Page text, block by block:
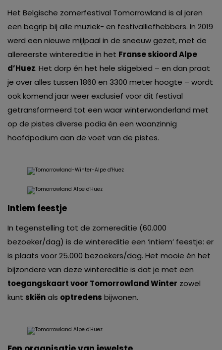
Het Belgische zomerfestival Tomorrowland is al jaren
een begrip bij alle muziek- en festivalliefhebbers. In 2019
werd een nieuwe mijlpaal in de sneeuw gezet, met de
allereerste wintereditie in het Franse skioord Alpe
d’Huez. Het dorp én het hele skigebied – en dan praat
je over alles tussen 1860 en 3300 meter hoogte – wordt
ook komend jaar weer exclusief voor dit festival
getransformeerd tot een waar winterwonderland met
op de pistes diverse podia én een waanzinnig
hoofdpodium aan de voet van de pistes.
Intiem feestje
In tegenstelling tot de zomereditie (60.000
bezoeker/dag) is de wintereditie een ‘intiem’ feestje: er
is plaats voor 25.000 bezoekers/dag. Het mooie én het
bijzondere van deze wintereditie is dat je met een
toegangskaart voor Tomorrowland Winter zowel
kunt skiënals optredens bijwonen.